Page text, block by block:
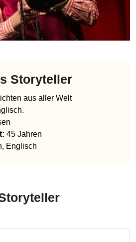
Storyteller
aus aller Welt
45 Jahren
Englisch